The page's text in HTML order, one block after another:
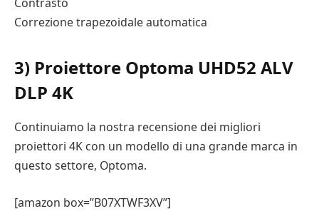
Correzione trapezoidale automatica
3) Proiettore Optoma UHD52 ALV
DLP 4K
Continuiamo la nostra recensione dei migliori
proiettori 4K con un modello di una grande marca in
questo settore, Optoma.
[amazon box=”B07XTWF3XV”]